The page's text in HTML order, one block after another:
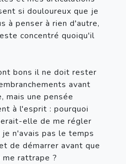
si douloureux que je
à penser à rien d'autre,
concentré quoiqu'il
bons il ne doit rester
avant
mais une pensée
à l'esprit : pourquoi
elle de me régler
je n'avais pas le temps
de démarrer avant que
rattrape ?